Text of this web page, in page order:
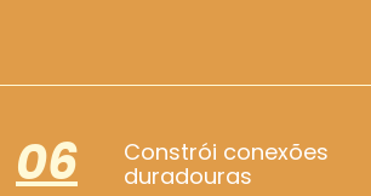
06
Constrói conexões
duradouras